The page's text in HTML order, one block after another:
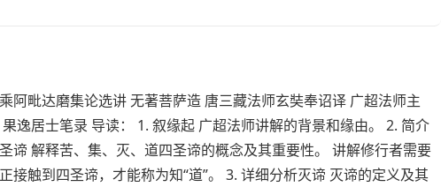
阿毗达磨集论选讲 无著菩萨造 唐三藏法师玄奘奉诏译 广超法师主
逸居士笔录 导读： 1. 叙缘起 广超法师讲解的背景和缘由。 2. 简介
谛 解释苦、集、灭、道四圣谛的概念及其重要性。 讲解修行者需要
接触到四圣谛，才能称为知“道”。 3. 详细分析灭谛 灭谛的定义及其